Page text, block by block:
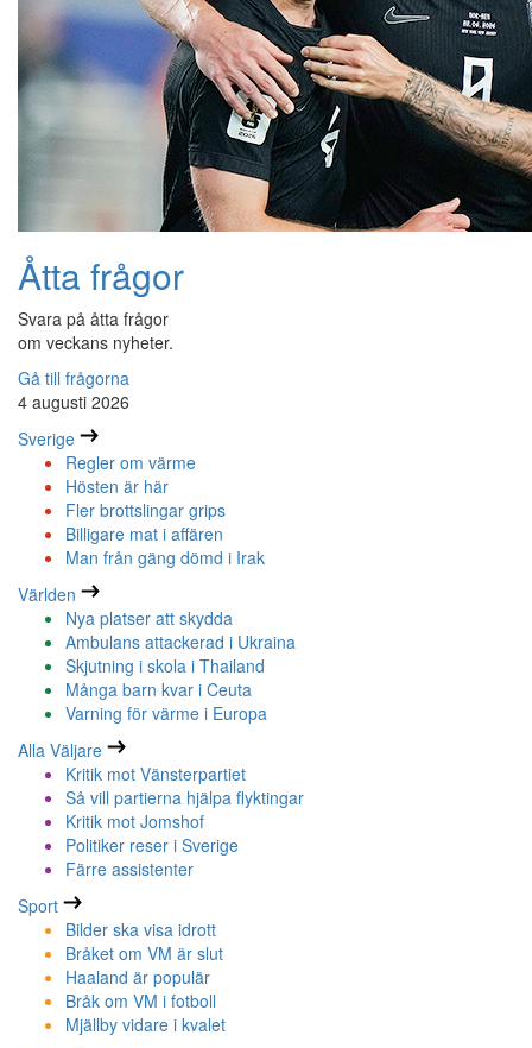
Åtta frågor
Svara på åtta frågor
om veckans nyheter.
Gå till frågorna
4 augusti 2026
Sverige
Regler om värme
Hösten är här
Fler brottslingar grips
Billigare mat i affären
Man från gäng dömd i Irak
Världen
Nya platser att skydda
Ambulans attackerad i Ukraina
Skjutning i skola i Thailand
Många barn kvar i Ceuta
Varning för värme i Europa
Alla Väljare
Kritik mot Vänsterpartiet
Så vill partierna hjälpa flyktingar
Kritik mot Jomshof
Politiker reser i Sverige
Färre assistenter
Sport
Bilder ska visa idrott
Bråket om VM är slut
Haaland är populär
Bråk om VM i fotboll
Mjällby vidare i kvalet